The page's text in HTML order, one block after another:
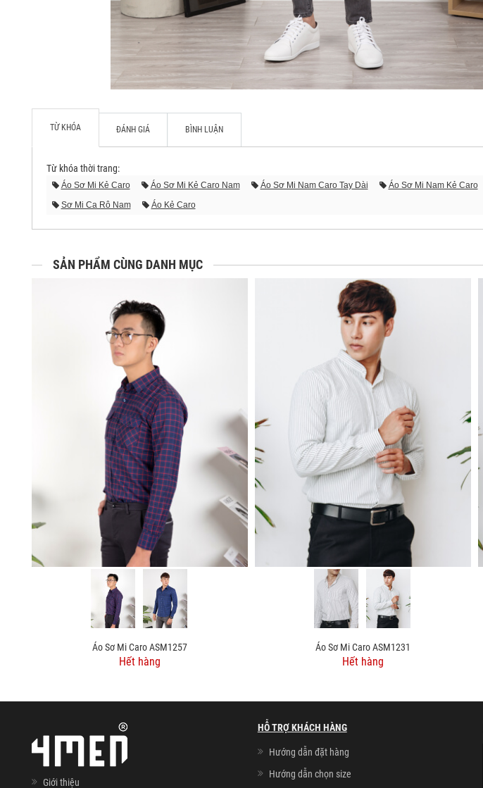
TỪ KHÓA ĐÁNH GIÁ BÌNH LUẬN
Từ khóa thời trang:
Áo Sơ Mi Kẻ Caro Áo Sơ Mi Kẻ Caro Nam Áo Sơ Mi Nam Caro Tay Dài Áo Sơ Mi Nam Kẻ Caro
Sơ Mi Ca Rô Nam
Áo Kẻ Caro
SẢN PHẨM CÙNG DANH MỤC
Áo Sơ Mi Caro ASM1257
Hết hàng
Áo Sơ Mi Caro ASM1231
Hết hàng
Giới thiệu
HỖ TRỢ KHÁCH HÀNG
Hướng dẫn đặt hàng
Hướng dẫn chọn size